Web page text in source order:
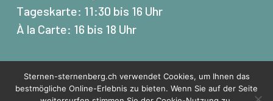
Tageskarte: 11:30 bis 16 Uhr
À la Carte: 16 bis 18 Uhr
© 2023 Gasthaus Sternen | Made with bygusmo
Sternen-sternenberg.ch verwendet Cookies, um Ihnen das
bestmögliche Online-Erlebnis zu bieten. Wenn Sie auf der Seite